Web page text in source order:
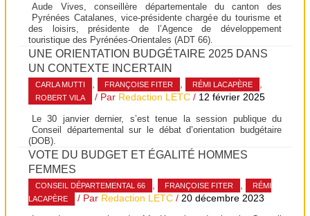
Aude Vives, conseillère départementale du canton des
Pyrénées Catalanes, vice-présidente chargée du tourisme et
des loisirs, présidente de l’Agence de développement
touristique des Pyrénées-Orientales (ADT 66).
UNE ORIENTATION BUDGÉTAIRE 2025 DANS
UN CONTEXTE INCERTAIN
CARLA MUTTI FRANÇOISE FITER RÉMI LACAPÈRE
ROBERT VILA / Par Redaction LETC / 12 février 2025
Le 30 janvier dernier, s’est tenue la session publique du
Conseil départemental sur le débat d’orientation budgétaire
(DOB).
VOTE DU BUDGET ET ÉGALITÉ HOMMES
FEMMES
CONSEIL DÉPARTEMENTAL 66 FRANÇOISE FITER
RÉMI
LACAPÈRE
/ Par Redaction LETC / 20 décembre 2023